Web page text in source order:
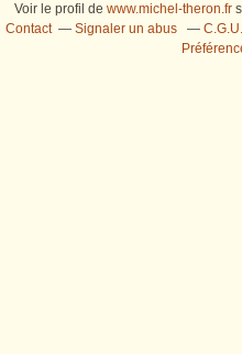
Voir le profil de www.michel-theron.fr
Contact
Signaler un abus C.G.U.